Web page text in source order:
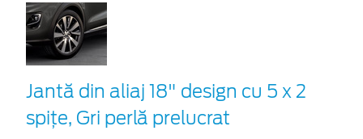
Jantă din aliaj 18" design cu 5 x 2
spițe, Gri perlă prelucrat